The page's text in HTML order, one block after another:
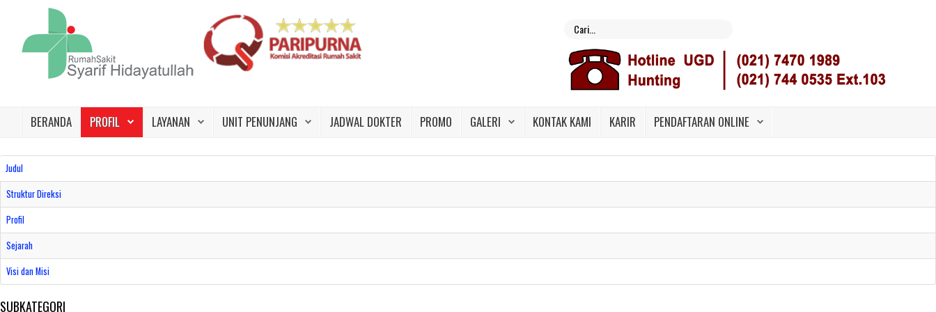
Layanan
Unit Penunjang
Jadwal Dokter
Promo
Galeri
Kontak Kami
BERANDA PROFIL LAYANAN UNIT PENUNJANG JADWAL DOKTER PROMO GALERI KONTAK KAMI KARIR PENDAFTARAN ONLINE
Judul
Struktur Direksi
Profil
Sejarah
Visi dan Misi
SUBKATEGORI